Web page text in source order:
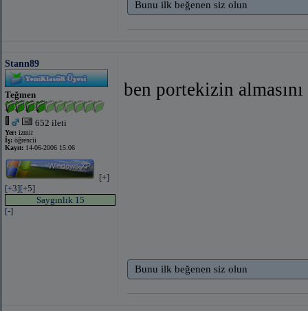
Bunu ilk beğenen siz olun
Stann89
Teğmen
652 ileti
Yer: izmir
İş: öğrencii
Kayıt: 14-06-2006 15:06
[+]
[+3][+5]
Saygınlık 15
[-]
ben portekizin
Bunu ilk beğenen siz olun